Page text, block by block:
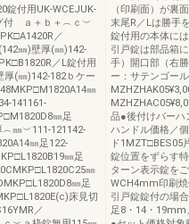
錠付用UK-WCEJUK-
付 ａ＋ｂ＋︵ｃ︶
／
㎜)壁厚(㎜)142-
／L錠付用
(㎜)142-182ｂケー
㎜
141161-
㎜足
㎜︶111-121142-
㎜足122-
㎜足
㎜
㎜足
床見切
／
（印刷面）が裏
末尾R／Lは勝手
錠付用の本体に
引戸錠は部品箱
手）開口部（右
ー：サテンゴー
品●後付けバーハ
ハンドル価格／
ド1MZT□BES05
錠位置をずらす
ターン表示錠を
WCH4mm印刷
引戸錠錠付の場
足8・14・19mm